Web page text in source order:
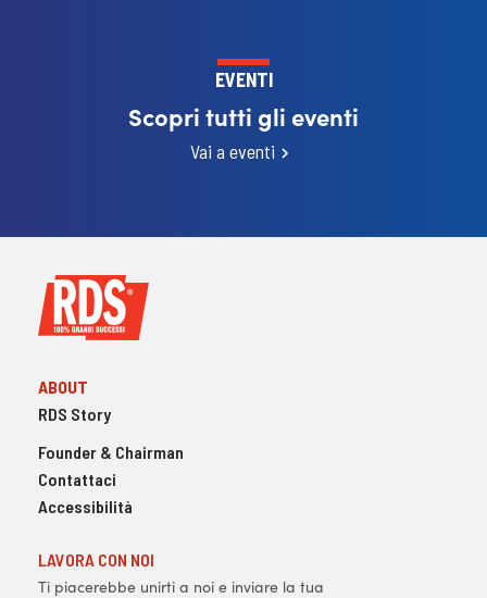
EVENTI
Scopri tutti gli eventi
Vai a eventi
ABOUT
RDS Story
Founder & Chairman
Contattaci
Accessibilità
LAVORA CON NOI
Ti piacerebbe unirti a noi e inviare la tua